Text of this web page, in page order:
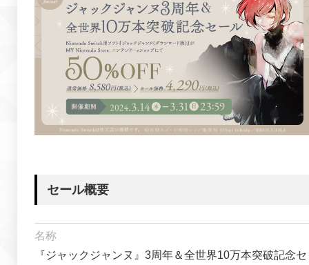
セール概要
名称
『ジャックジャンヌ』3周年＆全世界10万本突破記念セ